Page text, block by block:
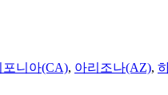
포니아(CA), 아리조나(AZ),